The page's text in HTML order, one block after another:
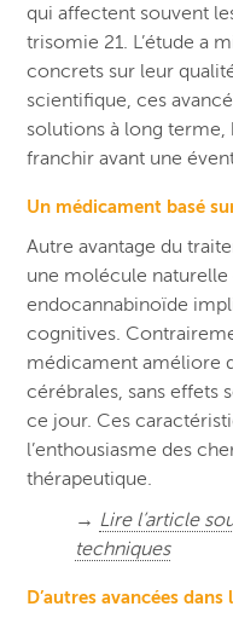
qui affectent souvent
trisomie 21. L’étude a
concrets sur leur
scientifique, ces
solutions à long terme,
franchir avant une
Un médicament basé
Autre avantage du
une molécule
endocannabinoïde
cognitives.
médicament améliore
cérébrales, sans effets
ce jour. Ces
l’enthousiasme des
thérapeutique.
→ Lire l’article
techniques
D’autres avancées dans